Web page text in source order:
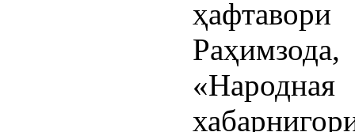
«Народная